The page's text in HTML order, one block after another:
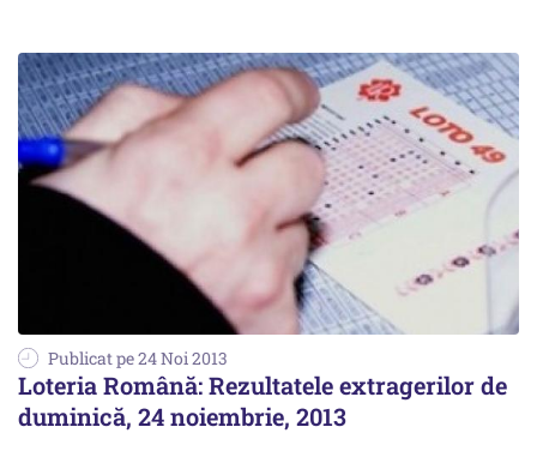
Publicat pe 24 Noi 2013
Loteria Română: Rezultatele extragerilor de
duminică, 24 noiembrie, 2013